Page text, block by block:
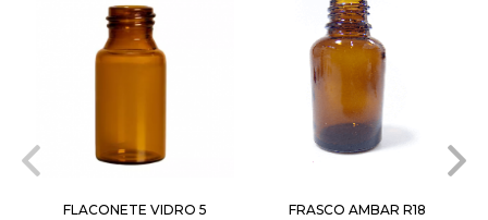
FLACONETE VIDRO 5
FRASCO AMBAR R18